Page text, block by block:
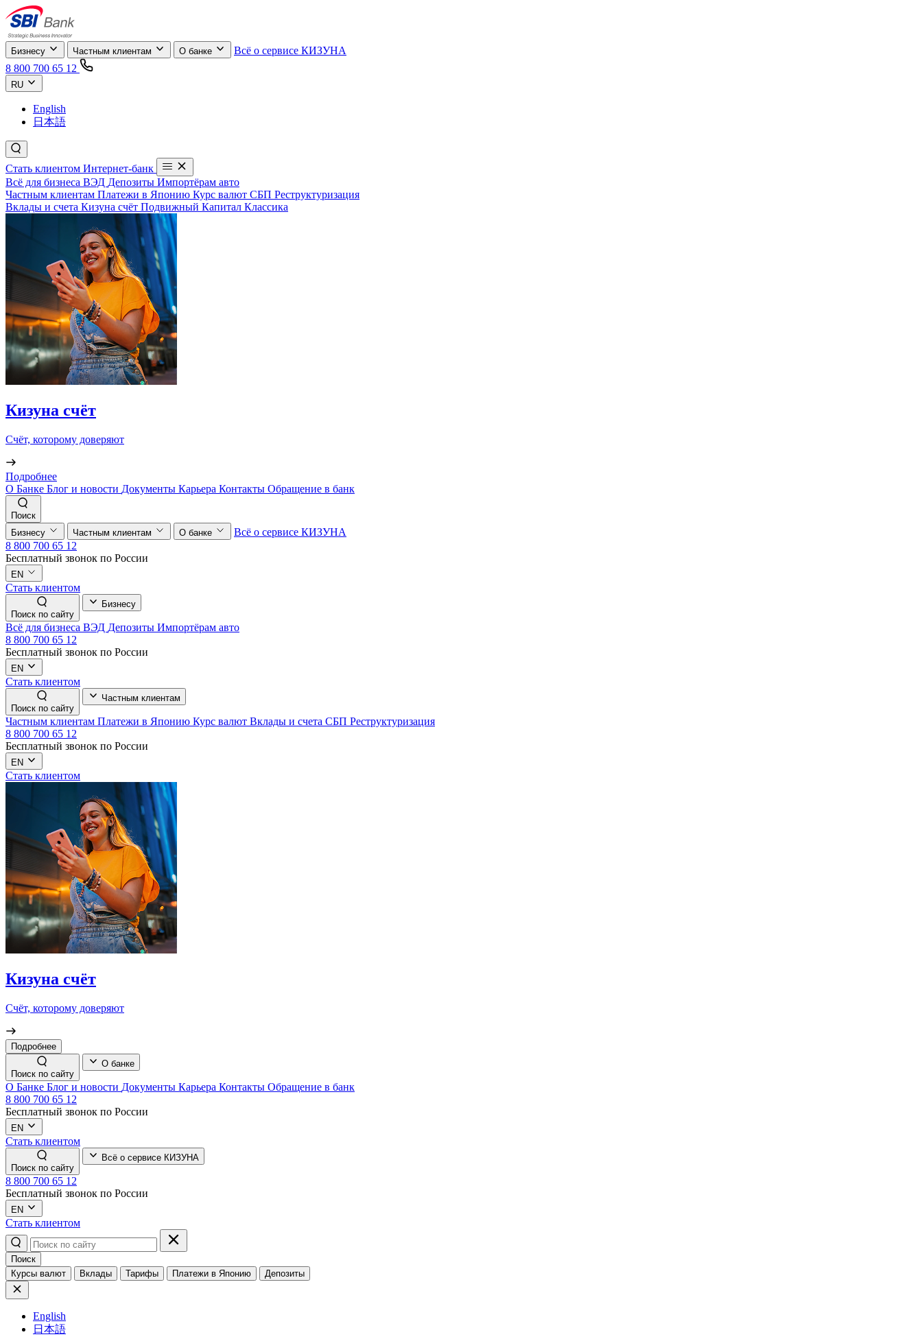
Бизнесу Частным клиентам О банке
Всё о сервисе КИЗУНА
8 800 700 65 12
RU
English
日本語
Стать клиентом Интернет-банк
Всё для бизнеса ВЭД Депозиты Импортёрам авто
Частным клиентам Платежи в Японию Курс валют СБП Реструктуризация
Вклады и счета Кизуна счёт Подвижный Капитал Классика
Кизуна счёт
Счёт, которому доверяют
Подробнее
О Банке Блог и новости Документы Карьера Контакты Обращение в банк
Поиск
Бизнесу
Частным клиентам О банке
Всё о сервисе КИЗУНА
8 800 700 65 12
Бесплатный звонок по России
EN
Стать клиентом
Поиск по сайту
Бизнесу
Всё для бизнеса ВЭД Депозиты Импортёрам авто
8 800 700 65 12
Бесплатный звонок по России
EN
Стать клиентом
Поиск по сайту
Частным клиентам
Частным клиентам Платежи в Японию Курс валют Вклады и счета СБП Реструктуризация
8 800 700 65 12
Бесплатный звонок по России
EN
Стать клиентом
Кизуна счёт
Счёт, которому доверяют
Подробнее
Поиск по сайту
О банке
О Банке Блог и новости Документы Карьера Контакты Обращение в банк
8 800 700 65 12
Бесплатный звонок по России
EN
Стать клиентом
Поиск по сайту
Всё о сервисе КИЗУНА
8 800 700 65 12
Бесплатный звонок по России
EN
Стать клиентом
Поиск
Курсы валют
Вклады Тарифы Платежи в Японию Депозиты
English
日本語